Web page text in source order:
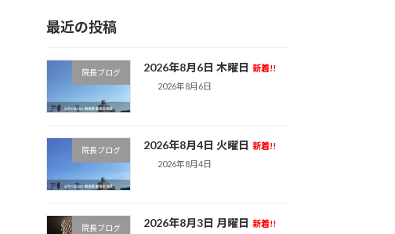
最近の投稿
院長ブログ 2026年8月6日 木曜日 新着!!
2026年8月6日
院長ブログ 2026年8月4日 火曜日 新着!!
2026年8月4日
院長ブログ 2026年8月3日 月曜日 新着!!